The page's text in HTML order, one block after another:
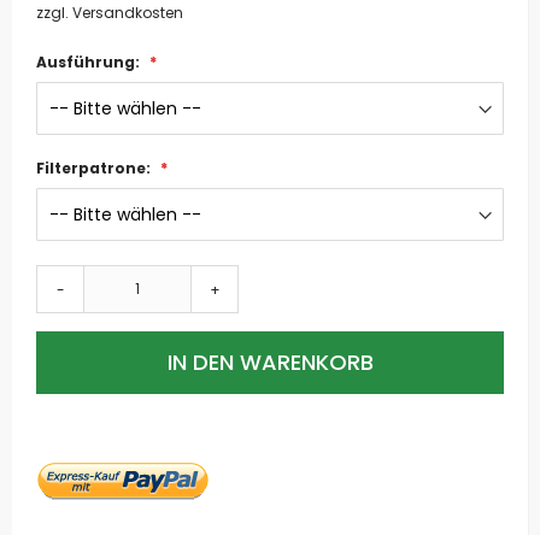
zzgl. Versandkosten
Ausführung:
Filterpatrone:
- +
IN DEN WARENKORB